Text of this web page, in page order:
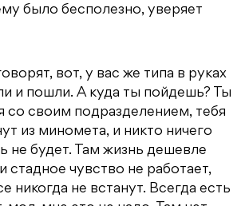
было бесполезно, уверяет
вот, у вас же типа в руках
и пошли. А куда ты пойдешь? Ты
со своим подразделением, тебя
из миномета, и никто ничего
не будет. Там жизнь дешевле
стадное чувство не работает,
никогда не встанут. Всегда есть